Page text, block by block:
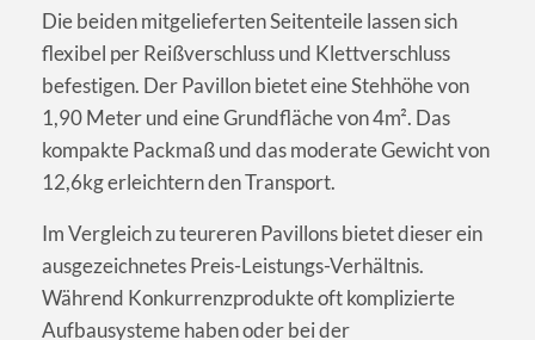
Die beiden mitgelieferten Seitenteile lassen sich
flexibel per Reißverschluss und Klettverschluss
befestigen. Der Pavillon bietet eine Stehhöhe von
1,90 Meter und eine Grundfläche von 4m². Das
kompakte Packmaß und das moderate Gewicht von
12,6kg erleichtern den Transport.
Im Vergleich zu teureren Pavillons bietet dieser ein
ausgezeichnetes Preis-Leistungs-Verhältnis.
Während Konkurrenzprodukte oft komplizierte
Aufbausysteme haben oder bei der